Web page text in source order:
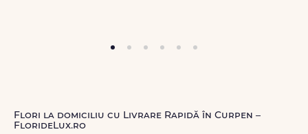
Flori la domiciliu cu Livrare Rapidă în Curpen –
FlorideLux.ro